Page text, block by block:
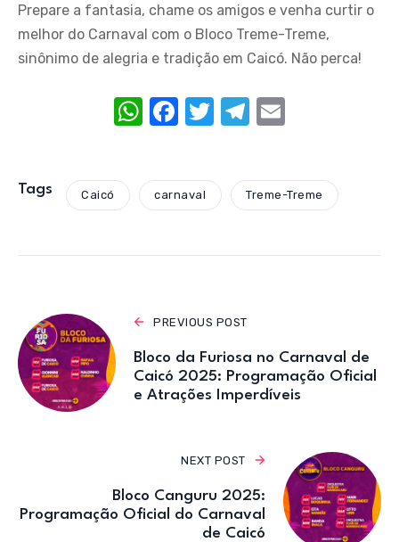
Prepare a fantasia, chame os amigos e venha curtir o
melhor do Carnaval com o Bloco Treme-Treme,
sinônimo de alegria e tradição em Caicó. Não perca!
W
s
p
F
e
o
k
T
te
T
gr
m
Tags Caicó carnaval Treme-Treme
PREVIOUS POST
Bloco da Furiosa no Carnaval de
Caicó 2025: Programação Oficial
e Atrações Imperdíveis
NEXT POST
Bloco Canguru 2025:
Programação Oficial do Carnaval
de Caicó